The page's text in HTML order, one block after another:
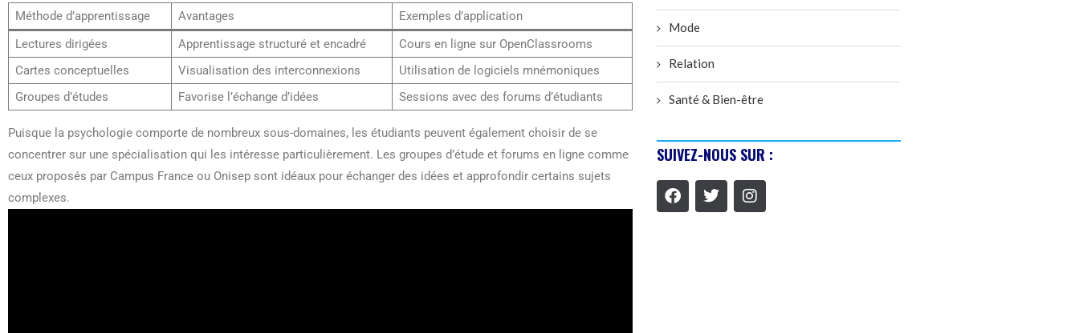
Méthode d’apprentissage
Avantages
Exemples d’application
Lectures dirigées
Apprentissage structuré et encadré
Cours en ligne sur OpenClassrooms
Cartes conceptuelles
Visualisation des interconnexions
Utilisation de logiciels mnémoniques
Groupes d’études
Favorise l’échange d’idées Sessions avec des forums d’étudiants
Puisque la psychologie comporte de nombreux sous-domaines, les étudiants peuvent également choisir de se
concentrer sur une spécialisation qui les intéresse particulièrement. Les groupes d’étude et forums en ligne comme
ceux proposés par Campus France ou Onisep sont idéaux pour échanger des idées et approfondir certains sujets
complexes.
Mode
Relation
Santé & Bien-être
SUIVEZ-NOUS SUR :